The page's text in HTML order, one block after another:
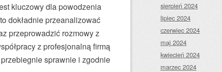
kluczowy dla powodzenia
dokładnie przeanalizować
przeprowadzić rozmowy z
z profesjonalną firmą
sprawnie i zgodnie
sierpień 2024
lipiec 2024
czerwiec 2024
maj 2024
kwiecień 2024
marzec 2024